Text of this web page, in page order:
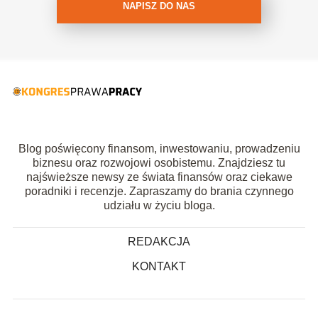
NAPISZ DO NAS
Blog poświęcony finansom, inwestowaniu, prowadzeniu
biznesu oraz rozwojowi osobistemu. Znajdziesz tu
najświeższe newsy ze świata finansów oraz ciekawe
poradniki i recenzje. Zapraszamy do brania czynnego
udziału w życiu bloga.
REDAKCJA
KONTAKT